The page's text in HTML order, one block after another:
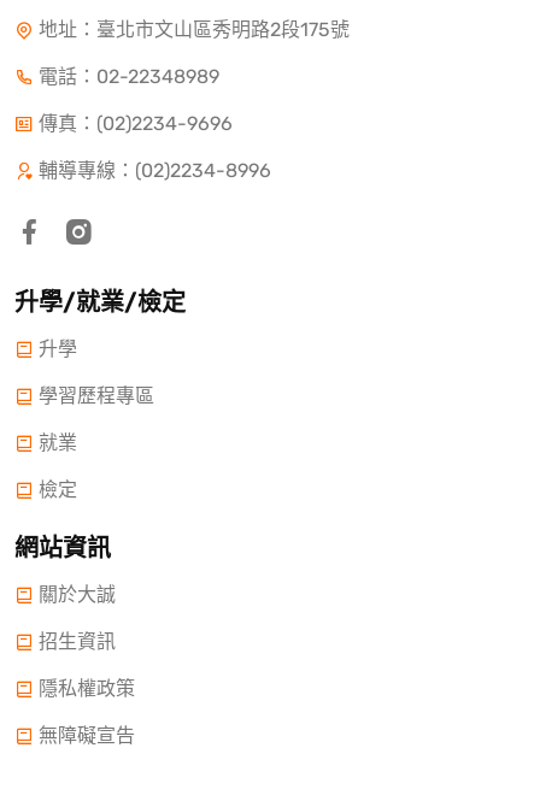
地址：臺北市文山區秀明路2段175號
電話： 02-22348989
傳真：(02)2234-9696
輔導專線：(02)2234-8996
升學/就業/檢定
升學
學習歷程專區
就業
檢定
網站資訊
關於大誠
招生資訊
隱私權政策
無障礙宣告